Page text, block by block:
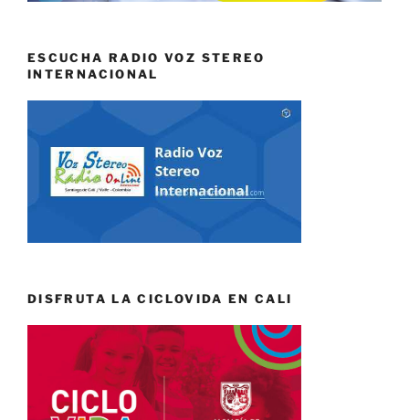
ESCUCHA RADIO VOZ STEREO
INTERNACIONAL
DISFRUTA LA CICLOVIDA EN CALI